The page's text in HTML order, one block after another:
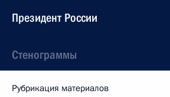
Президент России
Стенограммы
Рубрикация материалов